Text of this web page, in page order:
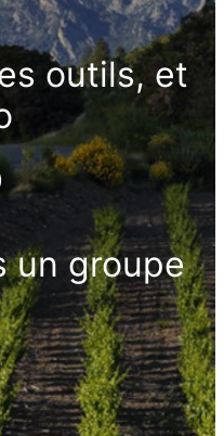
outils, et
un groupe